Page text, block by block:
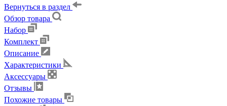
Вернуться в раздел
Обзор товара
Набор
Комплект
Описание
Характеристики
Аксессуары
Отзывы
Похожие товары